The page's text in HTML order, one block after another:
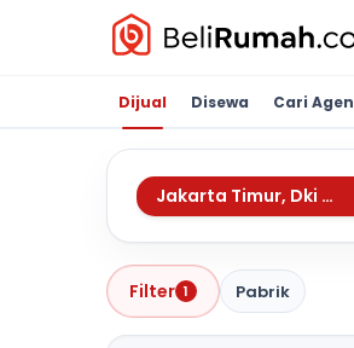
Dijual Disewa Cari Agen
Jakarta Timur, Dki Jakarta
Filter 1 Pabrik